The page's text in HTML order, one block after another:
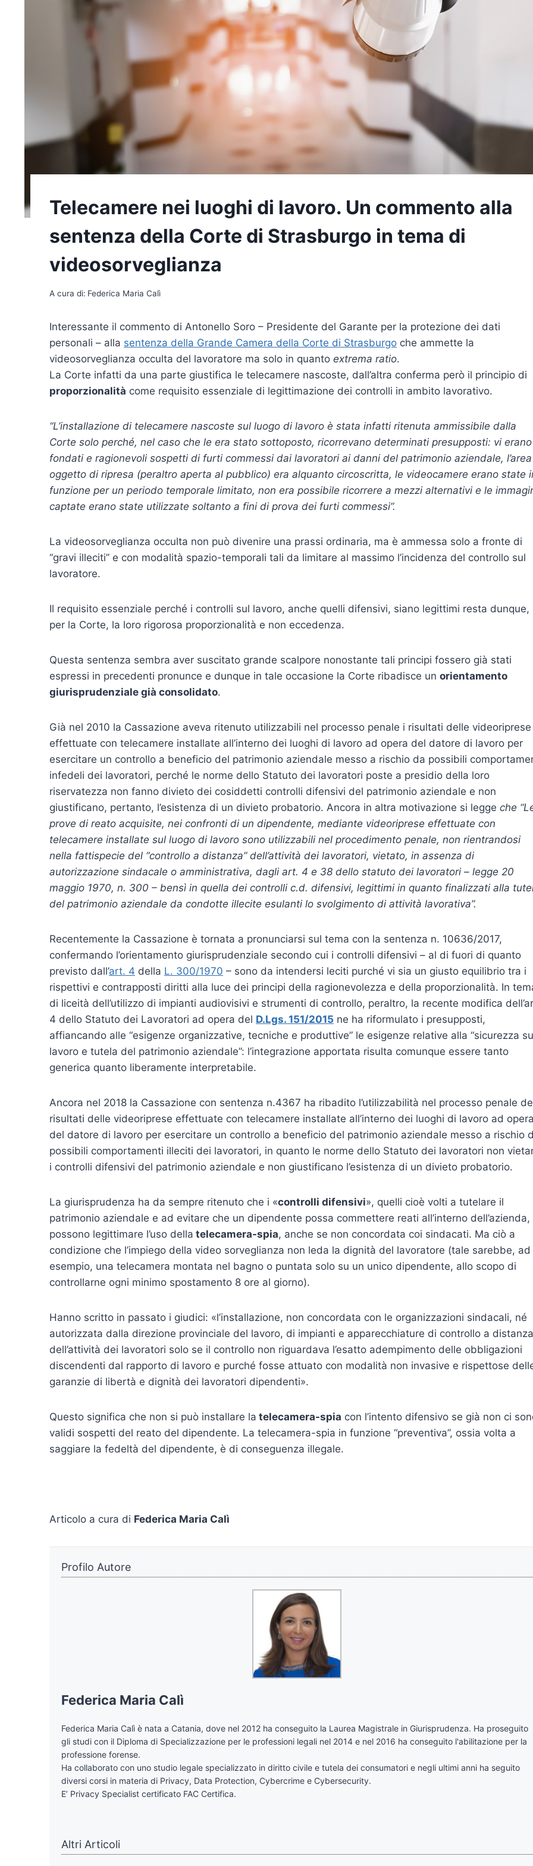
Telecamere nei luoghi di lavoro. Un commento alla
sentenza della Corte di Strasburgo in tema di
videosorveglianza
A cura di: Federica Maria Calì
Interessante il commento di Antonello Soro – Presidente del Garante per la protezione dei dati
personali – alla sentenza della Grande Camera della Corte di Strasburgo che ammette la
videosorveglianza occulta del lavoratore ma solo in quanto extrema ratio.
La Corte infatti da una parte giustifica le telecamere nascoste, dall’altra conferma però il principio di
proporzionalità come requisito essenziale di legittimazione dei controlli in ambito lavorativo.
“L’installazione di telecamere nascoste sul luogo di lavoro è stata infatti ritenuta ammissibile dalla
Corte solo perché, nel caso che le era stato sottoposto, ricorrevano determinati presupposti: vi erano
fondati e ragionevoli sospetti di furti commessi dai lavoratori ai danni del patrimonio aziendale, l’area
oggetto di ripresa (peraltro aperta al pubblico) era alquanto circoscritta, le videocamere erano state
funzione per un periodo temporale limitato, non era possibile ricorrere a mezzi alternativi e le
captate erano state utilizzate soltanto a fini di prova dei furti commessi”.
La videosorveglianza occulta non può divenire una prassi ordinaria, ma è ammessa solo a fronte di
“gravi illeciti” e con modalità spazio-temporali tali da limitare al massimo l’incidenza del controllo sul
lavoratore.
Il requisito essenziale perché i controlli sul lavoro, anche quelli difensivi, siano legittimi resta dunque,
per la Corte, la loro rigorosa proporzionalità e non eccedenza.
Questa sentenza sembra aver suscitato grande scalpore nonostante tali principi fossero già stati
espressi in precedenti pronunce e dunque in tale occasione la Corte ribadisce un orientamento
giurisprudenziale già consolidato.
Già nel 2010 la Cassazione aveva ritenuto utilizzabili nel processo penale i risultati delle videoriprese
effettuate con telecamere installate all’interno dei luoghi di lavoro ad opera del datore di lavoro per
esercitare un controllo a beneficio del patrimonio aziendale messo a rischio da possibili
infedeli dei lavoratori, perché le norme dello Statuto dei lavoratori poste a presidio della loro
riservatezza non fanno divieto dei cosiddetti controlli difensivi del patrimonio aziendale e non
giustificano, pertanto, l’esistenza di un divieto probatorio. Ancora in altra motivazione si legge che
prove di reato acquisite, nei confronti di un dipendente, mediante videoriprese effettuate con
telecamere installate sul luogo di lavoro sono utilizzabili nel procedimento penale, non rientrandosi
nella fattispecie del “controllo a distanza” dell’attività dei lavoratori, vietato, in assenza di
autorizzazione sindacale o amministrativa, dagli art. 4 e 38 dello statuto dei lavoratori – legge 20
maggio 1970, n. 300 – bensì in quella dei controlli c.d. difensivi, legittimi in quanto finalizzati alla
del patrimonio aziendale da condotte illecite esulanti lo svolgimento di attività lavorativa”.
Recentemente la Cassazione è tornata a pronunciarsi sul tema con la sentenza n. 10636/2017,
confermando l’orientamento giurisprudenziale secondo cui i controlli difensivi – al di fuori di quanto
previsto dall’art. 4 della L. 300/1970 – sono da intendersi leciti purché vi sia un giusto equilibrio tra i
rispettivi e contrapposti diritti alla luce dei principi della ragionevolezza e della proporzionalità. In
di liceità dell’utilizzo di impianti audiovisivi e strumenti di controllo, peraltro, la recente modifica
4 dello Statuto dei Lavoratori ad opera del D.Lgs. 151/2015 ne ha riformulato i presupposti,
affiancando alle “esigenze organizzative, tecniche e produttive” le esigenze relative alla “sicurezza
lavoro e tutela del patrimonio aziendale”: l’integrazione apportata risulta comunque essere tanto
generica quanto liberamente interpretabile.
Ancora nel 2018 la Cassazione con sentenza n.4367 ha ribadito l’utilizzabilità nel processo penale
risultati delle videoriprese effettuate con telecamere installate all’interno dei luoghi di lavoro ad opera
del datore di lavoro per esercitare un controllo a beneficio del patrimonio aziendale messo a rischio
possibili comportamenti illeciti dei lavoratori, in quanto le norme dello Statuto dei lavoratori non
i controlli difensivi del patrimonio aziendale e non giustificano l’esistenza di un divieto probatorio.
La giurisprudenza ha da sempre ritenuto che i «controlli difensivi», quelli cioè volti a tutelare il
patrimonio aziendale e ad evitare che un dipendente possa commettere reati all’interno dell’azienda,
possono legittimare l’uso della telecamera-spia, anche se non concordata coi sindacati. Ma ciò a
condizione che l’impiego della video sorveglianza non leda la dignità del lavoratore (tale sarebbe, ad
esempio, una telecamera montata nel bagno o puntata solo su un unico dipendente, allo scopo di
controllarne ogni minimo spostamento 8 ore al giorno).
Hanno scritto in passato i giudici: «l’installazione, non concordata con le organizzazioni sindacali, né
autorizzata dalla direzione provinciale del lavoro, di impianti e apparecchiature di controllo a distanza
dell’attività dei lavoratori solo se il controllo non riguardava l’esatto adempimento delle obbligazioni
discendenti dal rapporto di lavoro e purché fosse attuato con modalità non invasive e rispettose
garanzie di libertà e dignità dei lavoratori dipendenti».
Questo significa che non si può installare la telecamera-spia con l’intento difensivo se già non ci
validi sospetti del reato del dipendente. La telecamera-spia in funzione “preventiva”, ossia volta a
saggiare la fedeltà del dipendente, è di conseguenza illegale.
Articolo a cura di Federica Maria Calì
Profilo Autore
Federica Maria Calì
Federica Maria Calì è nata a Catania, dove nel 2012 ha conseguito la Laurea Magistrale in Giurisprudenza. Ha proseguito
gli studi con il Diploma di Specializzazione per le professioni legali nel 2014 e nel 2016 ha conseguito l'abilitazione per la
professione forense.
Ha collaborato con uno studio legale specializzato in diritto civile e tutela dei consumatori e negli ultimi anni ha seguito
diversi corsi in materia di Privacy, Data Protection, Cybercrime e Cybersecurity.
E’ Privacy Specialist certificato FAC Certifica.
Altri Articoli